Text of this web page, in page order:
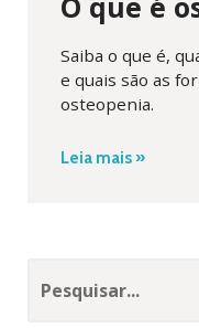
Saiba o que é,
e quais são as
osteopenia.
Leia mais »